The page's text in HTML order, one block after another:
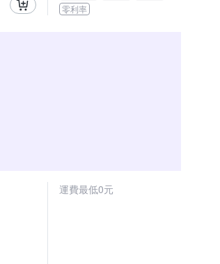
零利率
運費最低0元